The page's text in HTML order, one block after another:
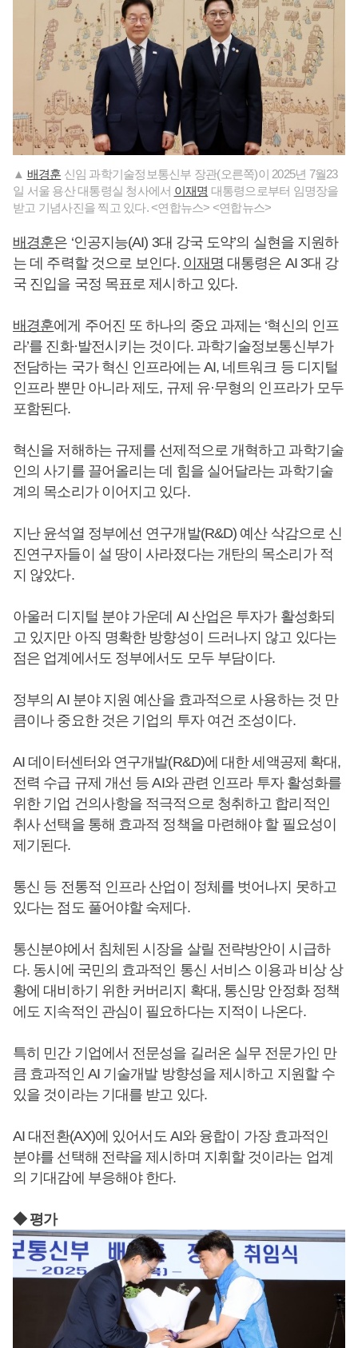
▲ 배경훈 신임 과학기술정보통신부 장관(오른쪽)이 2025년 7월23
일 서울 용산 대통령실 청사에서 이재명 대통령으로부터 임명장을
받고 기념사진을 찍고 있다. <연합뉴스> <연합뉴스>
배경훈은 ‘인공지능(AI) 3대 강국 도약’의 실현을 지원하
는 데 주력할 것으로 보인다. 이재명 대통령은 AI 3대 강
국 진입을 국정 목표로 제시하고 있다.
배경훈에게 주어진 또 하나의 중요 과제는 ‘혁신의 인프
라’를 진화·발전시키는 것이다. 과학기술정보통신부가
전담하는 국가 혁신 인프라에는 AI, 네트워크 등 디지털
인프라 뿐만 아니라 제도, 규제 유·무형의 인프라가 모두
포함된다.
혁신을 저해하는 규제를 선제적으로 개혁하고 과학기술
인의 사기를 끌어올리는 데 힘을 실어달라는 과학기술
계의 목소리가 이어지고 있다.
지난 윤석열 정부에선 연구개발(R&D) 예산 삭감으로 신
진연구자들이 설 땅이 사라졌다는 개탄의 목소리가 적
지 않았다.
아울러 디지털 분야 가운데 AI 산업은 투자가 활성화되
고 있지만 아직 명확한 방향성이 드러나지 않고 있다는
점은 업계에서도 정부에서도 모두 부담이다.
정부의 AI 분야 지원 예산을 효과적으로 사용하는 것 만
큼이나 중요한 것은 기업의 투자 여건 조성이다.
AI 데이터센터와 연구개발(R&D)에 대한 세액공제 확대,
전력 수급 규제 개선 등 AI와 관련 인프라 투자 활성화를
위한 기업 건의사항을 적극적으로 청취하고 합리적인
취사 선택을 통해 효과적 정책을 마련해야 할 필요성이
제기된다.
통신 등 전통적 인프라 산업이 정체를 벗어나지 못하고
있다는 점도 풀어야할 숙제다.
통신분야에서 침체된 시장을 살릴 전략방안이 시급하
다. 동시에 국민의 효과적인 통신 서비스 이용과 비상 상
황에 대비하기 위한 커버리지 확대, 통신망 안정화 정책
에도 지속적인 관심이 필요하다는 지적이 나온다.
특히 민간 기업에서 전문성을 길러온 실무 전문가인 만
큼 효과적인 AI 기술개발 방향성을 제시하고 지원할 수
있을 것이라는 기대를 받고 있다.
AI 대전환(AX)에 있어서도 AI와 융합이 가장 효과적인
분야를 선택해 전략을 제시하며 지휘할 것이라는 업계
의 기대감에 부응해야 한다.
◆ 평가